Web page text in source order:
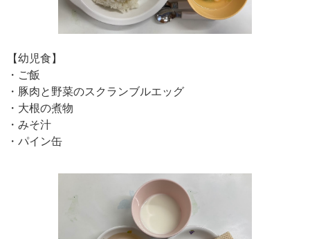
【幼児食】
・ご飯
・豚肉と野菜のスクランブルエッグ
・大根の煮物
・みそ汁
・パイン缶